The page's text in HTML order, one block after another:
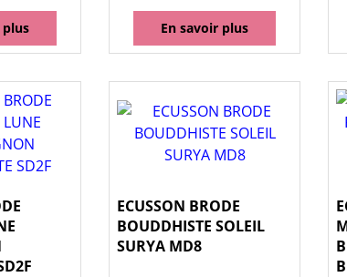
plus En savoir plus
ECUSSON BRODE
BOUDDHISTE SOLEIL
SURYA MD8